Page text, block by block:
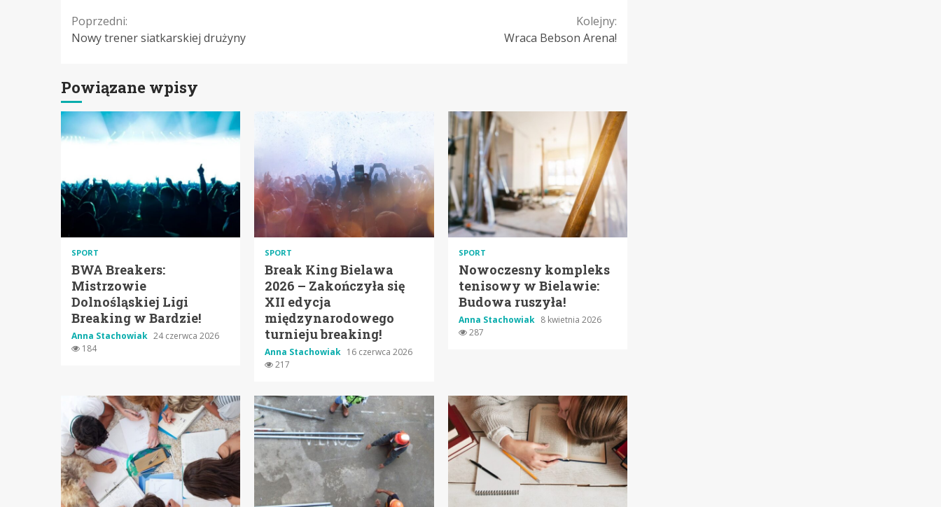
Continue
Reading
Poprzedni:
Nowy trener siatkarskiej drużyny
Kolejny:
Wraca Bebson Arena!
Powiązane wpisy
SPORT
BWA Breakers:
Mistrzowie
Dolnośląskiej Ligi
Breaking w Bardzie!
Anna Stachowiak 24 czerwca 2026
184
SPORT
Break King Bielawa
2026 – Zakończyła się
XII edycja
międzynarodowego
turnieju breaking!
Anna Stachowiak 16 czerwca 2026
217
SPORT
Nowoczesny kompleks
tenisowy w Bielawie:
Budowa ruszyła!
Anna Stachowiak 8 kwietnia 2026
287